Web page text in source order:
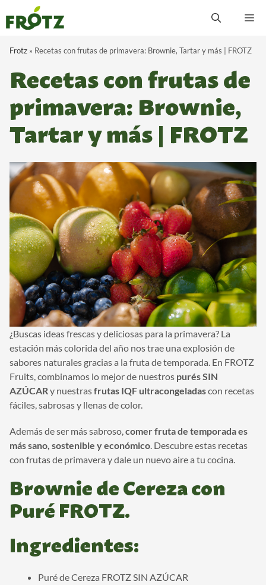
Frotz » Recetas con frutas de primavera: Brownie, Tartar y más | FROTZ
Recetas con frutas de
primavera: Brownie,
Tartar y más | FROTZ
¿Buscas ideas frescas y deliciosas para la primavera? La
estación más colorida del año nos trae una explosión de
sabores naturales gracias a la fruta de temporada. En FROTZ
Fruits, combinamos lo mejor de nuestros purés SIN
AZÚCAR y nuestrasfrutas IQF ultracongeladascon recetas
fáciles, sabrosas y llenas de color.
Además de ser más sabroso, comer fruta de temporada es
más sano, sostenible y económico . Descubre estas recetas
con frutas de primavera y dale un nuevo aire a tu cocina.
Brownie de Cereza con
Puré FROTZ.
Ingredientes:
Puré de Cereza FROTZ SIN AZÚCAR